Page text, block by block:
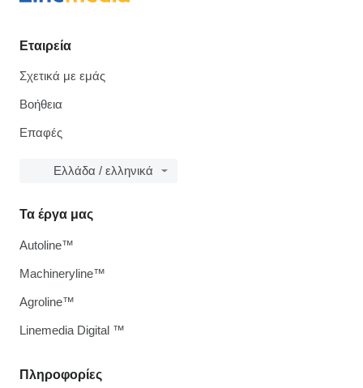
Εταιρεία
Σχετικά με εμάς
Βοήθεια
Επαφές
Ελλάδα / ελληνικά
Πληροφορίες
Τα έργα μας
Autoline™
Machineryline™
Agroline™
Linemedia Digital ™